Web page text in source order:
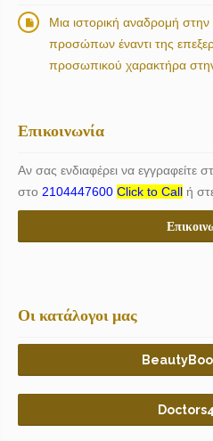
Μια ιστορική αναδρομή
προσώπων έναντι της
προσωπικού χαρακτήρα
Επικοινωνία
Αν σας ενδιαφέρει να εγγραφείτε
στο 2104447600 Click to Call ή
Οι κατάλογοι μας